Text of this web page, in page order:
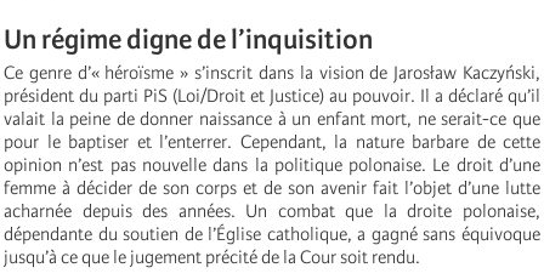
Un régime digne de l’inquisition
Ce genre d’« héroïsme » s’inscrit dans la vision de Jarosław Kaczyński,
président du parti PiS (Loi/Droit et Justice) au pouvoir. Il a déclaré qu’il
valait la peine de donner naissance à un enfant mort, ne serait-ce que
pour le baptiser et l’enterrer. Cependant, la nature barbare de cette
opinion n’est pas nouvelle dans la politique polonaise. Le droit d’une
femme à décider de son corps et de son avenir fait l’objet d’une lutte
acharnée depuis des années. Un combat que la droite polonaise,
dépendante du soutien de l’Église catholique, a gagné sans équivoque
jusqu’à ce que le jugement précité de la Cour soit rendu.